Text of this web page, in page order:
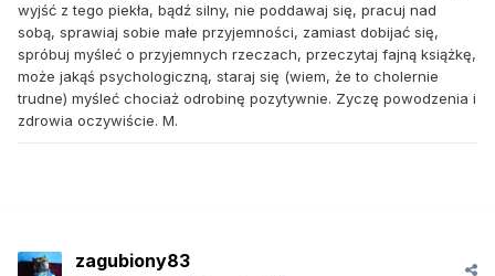
wyjść z tego piekła, bądź silny, nie poddawaj się, pracuj nad
sobą, sprawiaj sobie małe przyjemności, zamiast dobijać się,
spróbuj myśleć o przyjemnych rzeczach, przeczytaj fajną książkę,
może jakąś psychologiczną, staraj się (wiem, że to cholernie
trudne) myśleć chociaż odrobinę pozytywnie. Zyczę powodzenia i
zdrowia oczywiście. M.
zagubiony83